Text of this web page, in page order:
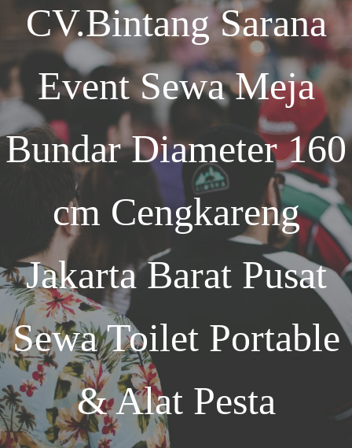
CV.Bintang Sarana
EventSewa Meja
Bundar Diameter 160
cm Cengkareng
Jakarta BaratPusat
Sewa Toilet Portable
& Alat Pesta